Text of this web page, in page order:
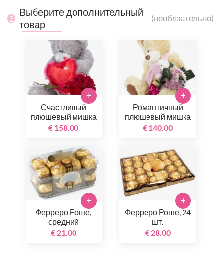
2
Выберите дополнительный
товар
(необязательно)
Счастливый
плюшевый мишка
€ 158.00
+
Романтичный
плюшевый мишка
€ 140.00
+
Ферреро Роше,
средний
€ 21.00
+
Ферреро Роше, 24
шт.
€ 28.00
+